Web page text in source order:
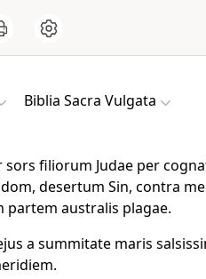
Biblia Sacra Vulgata
filiorum Judae per
desertum Sin, contra
partem australis plagae.
a summitate maris